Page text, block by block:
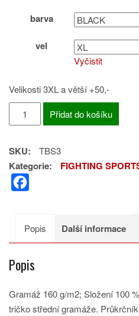
barva
vel
Vyčistit
Velikosti 3XL a větší +50,-
TRIKO
BLOODSPORT
množství
Přidat do košíku
SKU: TBS3
Kategorie: FIGHTING
e
o
o
k
Popis Další informace
Popis
Gramáž 160 g/m2; Složení 100
tričko střední gramáže.